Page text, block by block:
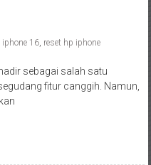
iphone 16, reset hp iphone
sebagai salah satu
fitur canggih. Namun,